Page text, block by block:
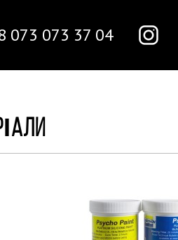
073 073 37 04